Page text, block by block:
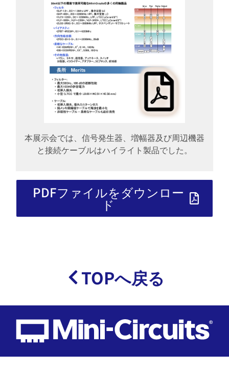
本展示会では、信号発生器、増幅器及び周辺機器
と接続ケーブルはハイライト製品でした。
PDFファイルをダウンロー
ド
TOPへ戻る